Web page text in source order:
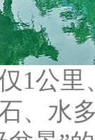
1公里
、水